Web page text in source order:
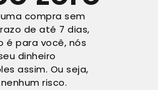
compra sem
de até 7 dias,
é para você, nós
dinheiro
assim. Ou seja,
risco.